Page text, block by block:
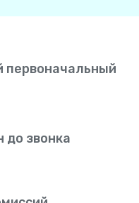
первоначальный
до звонка